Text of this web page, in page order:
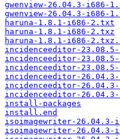
gwenview-26.04.3-i686-
gwenview-26.04.3-i686-
haruna-1.8.1-i686-2.txt
haruna-1.8.1-i686-2.txz
haruna-1.8.1-i686-
incidenceeditor-
incidenceeditor-
incidenceeditor-
incidenceeditor-
incidenceeditor-
incidenceeditor-
install-packages
install.end
isoimagewriter-26.04.3-
isoimagewriter-26.04.3-